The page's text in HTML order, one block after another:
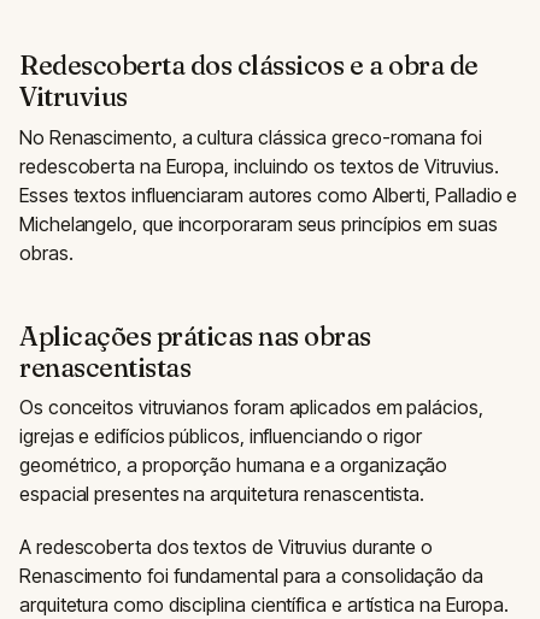
Redescoberta dos clássicos e a obra de
Vitruvius
No Renascimento, a cultura clássica greco-romana foi
redescoberta na Europa, incluindo os textos de Vitruvius.
Esses textos influenciaram autores como Alberti, Palladio e
Michelangelo, que incorporaram seus princípios em suas
obras.
Aplicações práticas nas obras
renascentistas
Os conceitos vitruvianos foram aplicados em palácios,
igrejas e edifícios públicos, influenciando o rigor
geométrico, a proporção humana e a organização
espacial presentes na arquitetura renascentista.
A redescoberta dos textos de Vitruvius durante o
Renascimento foi fundamental para a consolidação da
arquitetura como disciplina científica e artística na Europa.